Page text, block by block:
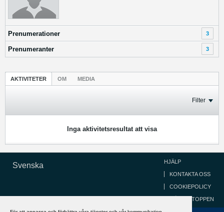
Prenumerationer 3
Prenumeranter 3
AKTIVITETER OM MEDIA
Filter
Inga aktivitetsresultat att visa
Svenska HJÄLP
KONTAKTA OSS
COOKIEPOLICY
GÅ TILL TOPPEN